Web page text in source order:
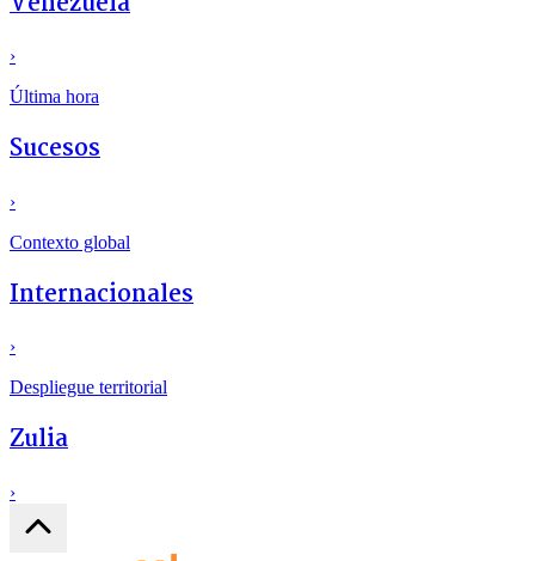
›
Última hora
Sucesos
›
Contexto global
Internacionales
›
Despliegue territorial
Zulia
›